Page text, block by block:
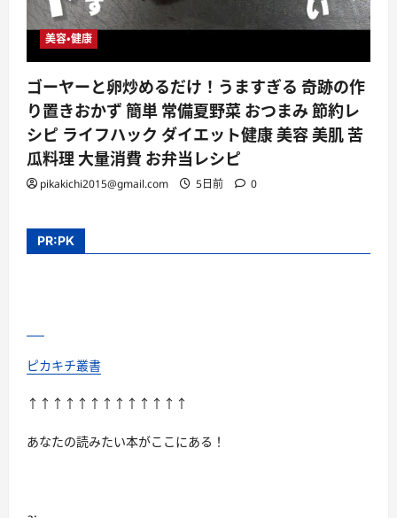
美容・健康
ゴーヤーと卵炒めるだけ！うますぎる 奇跡の作
り置きおかず 簡単 常備夏野菜 おつまみ 節約レ
シピ ライフハック ダイエット健康 美容 美肌 苦
瓜料理 大量消費 お弁当レシピ
pikakichi2015@gmail.com 5日前 0
PR:PK
ピカキチ叢書
↑↑↑↑↑↑↑↑↑↑↑↑↑
あなたの読みたい本がここにある！